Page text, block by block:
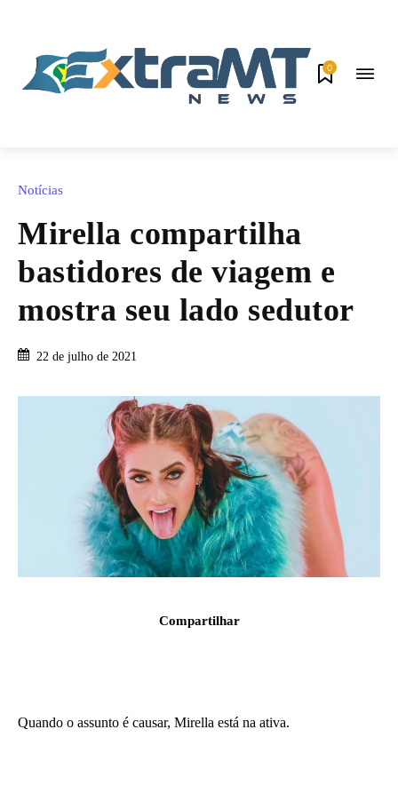
0
Notícias
Mirella compartilha
bastidores de viagem e
mostra seu lado sedutor
22 de julho de 2021
Compartilhar
Quando o assunto é causar, Mirella está na ativa.